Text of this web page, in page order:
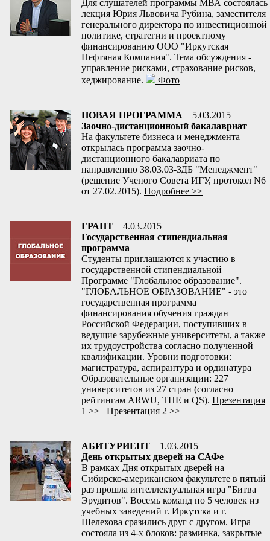
Для слушателей программы МВА состоялась
лекция Юрия Львовича Рубина, заместителя
генерального директора по инвестиционной
политике, стратегии и проектному
финансированию ООО "Иркутская
Нефтяная Компания". Тема обсуждения -
управление рисками, страхование рисков,
хеджирование.
Фото
НОВАЯ ПРОГРАММА
5.03.2015
Заочно-дистанционноый бакалавриат
На факультете бизнеса и менеджмента
открылась программа заочно-
дистанционного бакалавриата по
направлению 38.03.03-ЗДБ "Менеджмент"
(решение Ученого Совета ИГУ, протокол N6
от 27.02.2015). Подробнее >>
ГРАНТ
4.03.2015
Государственная стипендиальная
программа
Студенты приглашаются к участию в
государственной стипендиальной
Программе "Глобальное образование".
"ГЛОБАЛЬНОЕ ОБРАЗОВАНИЕ" - это
государственная программа
финансирования обучения граждан
Российской Федерации, поступивших в
ведущие зарубежные университеты, а также
их трудоустройства согласно полученной
квалификации. Уровни подготовки:
магистратура, аспирантура и ординатура
Образовательные организации: 227
университетов из 27 стран (согласно
рейтингам ARWU, THE и QS). Презентация
1 >>
Презентация 2 >>
АБИТУРИЕНТ
1.03.2015
День открытых дверей на САФе
В рамках Дня открытых дверей на
Сибирско-американском факультете в пятый
раз прошла интеллектуальная игра "Битва
Эрудитов". Восемь команд по 5 человек из
учебных заведений г. Иркутска и г.
Шелехова сразились друг с другом. Игра
состояла из 4-х блоков: разминка, закрытые